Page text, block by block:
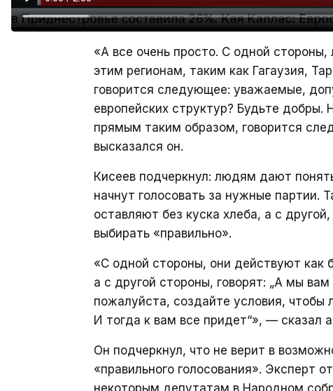
«А все очень просто. С одной
этим регионам, таким как Гагаузия,
говорится следующее: уважаемые,
европейских структур? Будьте добры.
прямым таким образом, говорится
высказался он.
Кисеев подчеркнул: людям дают
начнут голосовать за нужные партии.
оставляют без куска хлеба, а с
выбирать «правильно».
«С одной стороны, они действуют
а с другой стороны, говорят: „А мы
пожалуйста, создайте условия, чтобы
И тогда к вам все придет“», — сказал
Он подчеркнул, что не верит в
«правильного голосования». Эксперт
некоторым депутатам в Народном